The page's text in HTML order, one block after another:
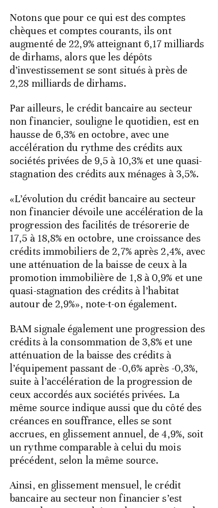
Notons que pour ce qui est des comptes
chèques et comptes courants, ils ont
augmenté de 22,9% atteignant 6,17 milliards
de dirhams, alors que les dépôts
d’investissement se sont situés à près de
2,28 milliards de dirhams.
Par ailleurs, le crédit bancaire au secteur
non financier, souligne le quotidien, est en
hausse de 6,3% en octobre, avec une
accélération du rythme des crédits aux
sociétés privées de 9,5 à 10,3% et une quasi-
stagnation des crédits aux ménages à 3,5%.
«L’évolution du crédit bancaire au secteur
non financier dévoile une accélération de la
progression des facilités de trésorerie de
17,5 à 18,8% en octobre, une croissance des
crédits immobiliers de 2,7% après 2,4%, avec
une atténuation de la baisse de ceux à la
promotion immobilière de 1,8 à 0,9% et une
quasi-stagnation des crédits à l’habitat
autour de 2,9%», note-t-on également.
BAM signale également une progression des
crédits à la consommation de 3,8% et une
atténuation de la baisse des crédits à
l’équipement passant de -0,6% après -0,3%,
suite à l’accélération de la progression de
ceux accordés aux sociétés privées. La
même source indique aussi que du côté des
créances en souffrance, elles se sont
accrues, en glissement annuel, de 4,9%, soit
un rythme comparable à celui du mois
précédent, selon la même source.
Ainsi, en glissement mensuel, le crédit
bancaire au secteur non financier s’est